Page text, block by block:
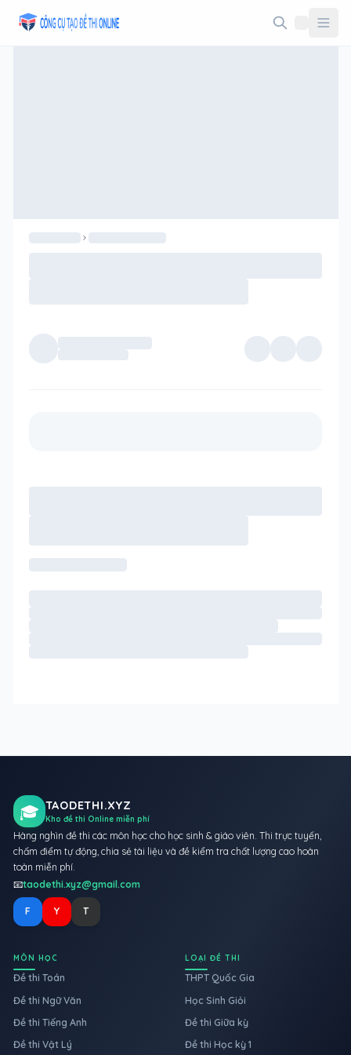
🎓 TAODETHI.XYZ
Kho đề thi Online miễn phí
Hàng nghìn đề thi các môn học cho học sinh & giáo viên. Thi trực tuyến,
chấm điểm tự động, chia sẻ tài liệu và đề kiểm tra chất lượng cao hoàn
toàn miễn phí.
📧taodethi.xyz@gmail.com
F Y T
MÔN HỌC
Đề thi Toán
Đề thi Ngữ Văn
Đề thi Tiếng Anh
Đề thi Vật Lý
LOẠI ĐỀ THI
THPT Quốc Gia
Học Sinh Giỏi
Đề thi Giữa kỳ
Đề thi Học kỳ 1